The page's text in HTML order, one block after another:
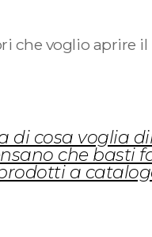
che voglio aprire il
di cosa voglia
che basti
a